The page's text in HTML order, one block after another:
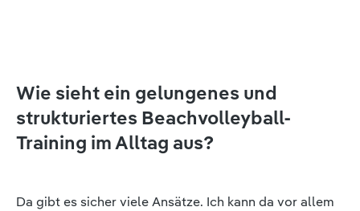
Wie sieht ein gelungenes und
strukturiertes Beachvolleyball-
Training im Alltag aus?
Da gibt es sicher viele Ansätze. Ich kann da vor allem